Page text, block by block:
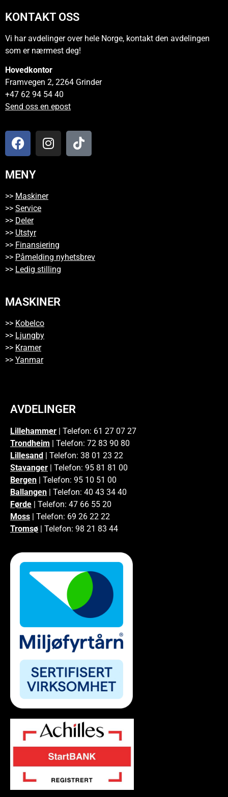
KONTAKT OSS
Vi har avdelinger over hele Norge, kontakt den avdelingen
som er nærmest deg!
Hovedkontor
Framvegen 2, 2264 Grinder
+47 62 94 54 40
Send oss en epost
MENY
>> Maskiner
>> Service
>> Deler
>> Utstyr
>> Finansiering
>> Påmelding nyhetsbrev
>> Ledig stilling
MASKINER
>> Kobelco
>> Ljungby
>> Kramer
>> Yanmar
AVDELINGER
Lillehammer | Telefon: 61 27 07 27
Trondheim | Telefon: 72 83 90 80
Lillesand | Telefon: 38 01 23 22
Stavanger | Telefon: 95 81 81 00
Bergen | Telefon: 95 10 51 00
Ballangen | Telefon: 40 43 34 40
Førde | Telefon: 47 66 55 20
Moss | Telefon: 69 26 22 22
Tromsø | Telefon: 98 21 83 44